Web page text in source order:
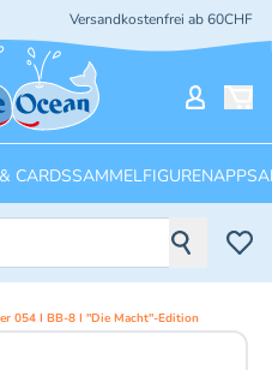
Versandkostenfrei ab 60CHF
CARDSSAMMELFIGURENAPPS
054 I BB-8 I "Die Macht"-Edition